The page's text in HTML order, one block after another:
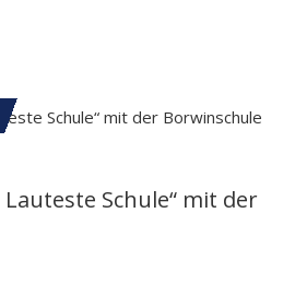
Lauteste Schule“ mit der